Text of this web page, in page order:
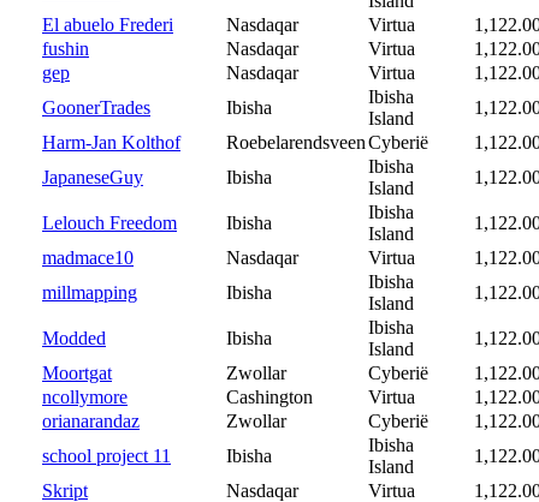
El abuelo Frederi
Nasdaqar Virtua
fushin
Nasdaqar Virtua
gep
Nasdaqar Virtua
GoonerTrades
Ibisha
Ibisha
Island
Harm-Jan Kolthof
RoebelarendsveenCyberië
JapaneseGuy
Ibisha
Ibisha
Island
Lelouch Freedom Ibisha
Ibisha
Island
madmace10
Nasdaqar Virtua
millmapping
Ibisha
Ibisha
Island
Modded Ibisha
Ibisha
Island
Moortgat
Zwollar Cyberië
ncollymore
Cashington Virtua
orianarandaz
Zwollar Cyberië
school project 11
Ibisha
Ibisha
Island
Skript
Nasdaqar Virtua